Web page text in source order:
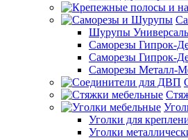
Шурупы
Саморезы Гипрок-
Саморезы Гипрок-
Саморезы Металл-
Уголки для
Уголки